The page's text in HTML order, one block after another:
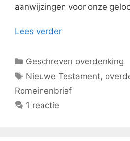
aanwijzingen voor onze
Lees verder
Categorieën
Geschreven overdenking
Tags
Nieuwe Testament,
Romeinenbrief
1 reactie